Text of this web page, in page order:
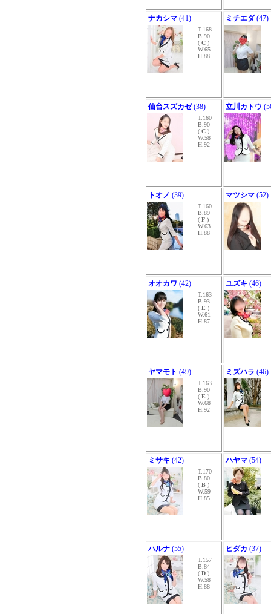
ナカシマ (41)
T.168
B.90
( C )
W.65
H.88
ミチエダ(47)
仙台スズカゼ(38)
T.160
B.90
( C )
W.58
H.92
立川カトウ
トオノ (39)
T.160
B.89
( F )
W.63
H.88
マツシマ (52)
オオカワ (42)
T.163
B.93
( E )
W.61
H.87
ユズキ (46)
ヤマモト (49)
T.163
B.90
( E )
W.68
H.92
ミズハラ (46)
ミサキ (42)
T.170
B.80
( B )
W.59
H.85
ハヤマ (54)
ハルナ (55)
T.157
B.84
( D )
W.58
H.88
ヒダカ (37)